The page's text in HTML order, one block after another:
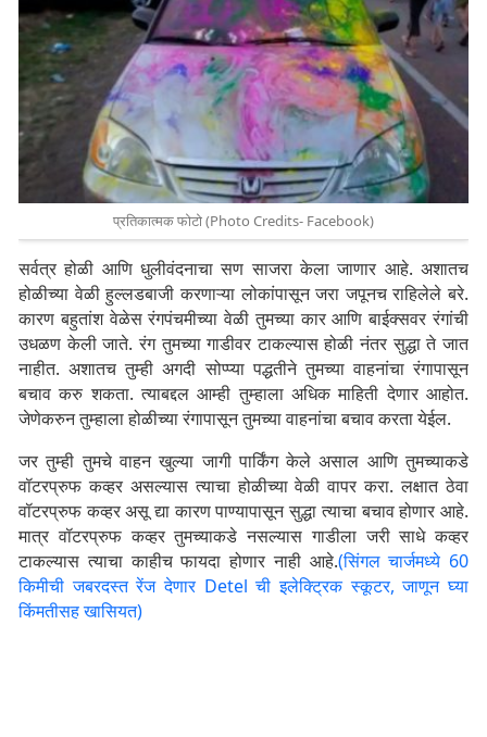
प्रतिकात्मक फोटो (Photo Credits- Facebook)
सर्वत्र होळी आणि धुलीवंदनाचा सण साजरा केला जाणार आहे. अशातच
होळीच्या वेळी हुल्लडबाजी करणाऱ्या लोकांपासून जरा जपूनच राहिलेले बरे.
कारण बहुतांश वेळेस रंगपंचमीच्या वेळी तुमच्या कार आणि बाईक्सवर रंगांची
उधळण केली जाते. रंग तुमच्या गाडीवर टाकल्यास होळी नंतर सुद्धा ते जात
नाहीत. अशातच तुम्ही अगदी सोप्प्या पद्धतीने तुमच्या वाहनांचा रंगापासून
बचाव करु शकता. त्याबद्दल आम्ही तुम्हाला अधिक माहिती देणार आहोत.
जेणेकरुन तुम्हाला होळीच्या रंगापासून तुमच्या वाहनांचा बचाव करता येईल.
जर तुम्ही तुमचे वाहन खुल्या जागी पार्किंग केले असाल आणि तुमच्याकडे
वॉटरप्रुफ कव्हर असल्यास त्याचा होळीच्या वेळी वापर करा. लक्षात ठेवा
वॉटरप्रुफ कव्हर असू द्या कारण पाण्यापासून सुद्धा त्याचा बचाव होणार आहे.
मात्र वॉटरप्रुफ कव्हर तुमच्याकडे नसल्यास गाडीला जरी साधे कव्हर
टाकल्यास त्याचा काहीच फायदा होणार नाही आहे.(सिंगल चार्जमध्ये 60
किमीची जबरदस्त रेंज देणार Detel ची इलेक्ट्रिक स्कूटर, जाणून घ्या
किंमतीसह खासियत)